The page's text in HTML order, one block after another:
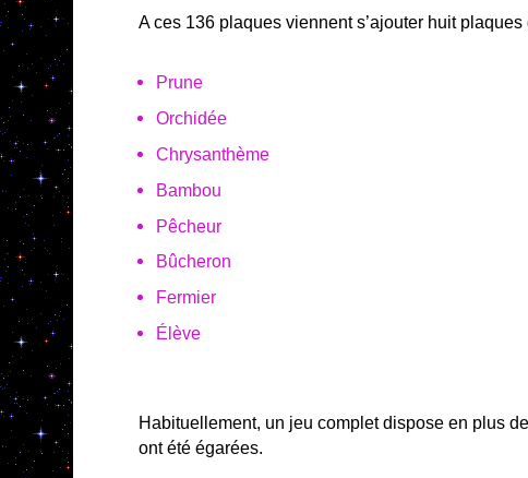
A ces 136 plaques viennent s’ajouter huit plaques
Prune
Orchidée
Chrysanthème
Bambou
Pêcheur
Bûcheron
Fermier
Élève
Habituellement, un jeu complet dispose en plus
ont été égarées.